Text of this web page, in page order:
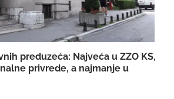
preduzeća: Najveća u ZZO KS,
privrede, a najmanje u